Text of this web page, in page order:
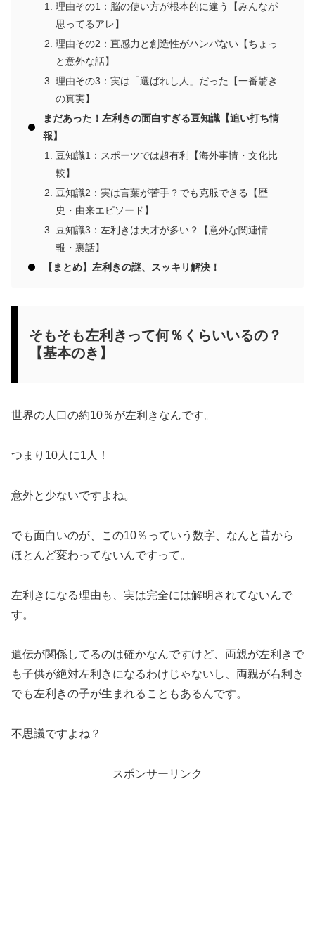
理由その1：脳の使い方が根本的に違う【みんなが
思ってるアレ】
理由その2：直感力と創造性がハンパない【ちょっ
と意外な話】
理由その3：実は「選ばれし人」だった【一番驚き
の真実】
まだあった！左利きの面白すぎる豆知識【追い打ち情
報】
豆知識1：スポーツでは超有利【海外事情・文化比
較】
豆知識2：実は言葉が苦手？でも克服できる【歴
史・由来エピソード】
豆知識3：左利きは天才が多い？【意外な関連情
報・裏話】
【まとめ】左利きの謎、スッキリ解決！
そもそも左利きって何％くらいいるの？
【基本のき】
世界の人口の約10％が左利きなんです。
つまり10人に1人！
意外と少ないですよね。
でも面白いのが、この10％っていう数字、なんと昔から
ほとんど変わってないんですって。
左利きになる理由も、実は完全には解明されてないんで
す。
遺伝が関係してるのは確かなんですけど、両親が左利きで
も子供が絶対左利きになるわけじゃないし、両親が右利き
でも左利きの子が生まれることもあるんです。
不思議ですよね？
スポンサーリンク